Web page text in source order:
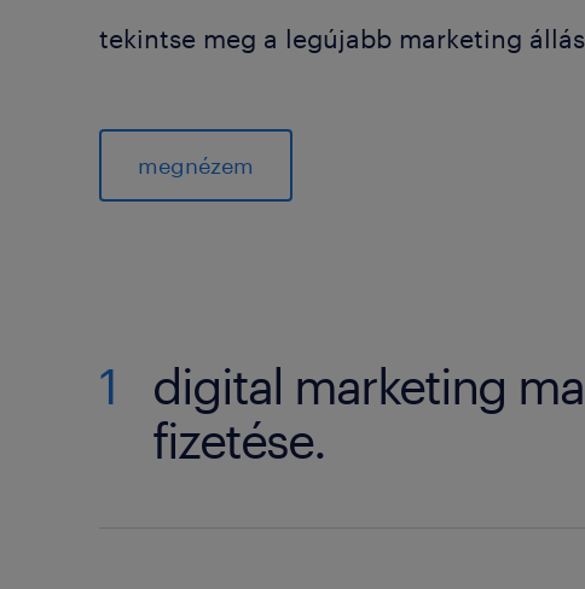
tekintse meg a legújabb marketing
megnézem
1
digital marketing
fizetése.